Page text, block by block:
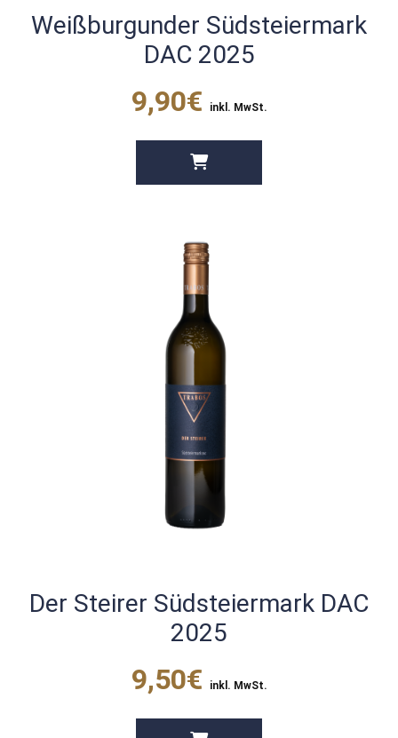
Weißburgunder Südsteiermark
DAC 2025
9,90€ inkl. MwSt.
Der Steirer Südsteiermark DAC
2025
9,50€ inkl. MwSt.